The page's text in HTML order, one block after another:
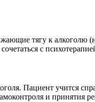
тягу к алкоголю
с
Пациент учится
и принятия